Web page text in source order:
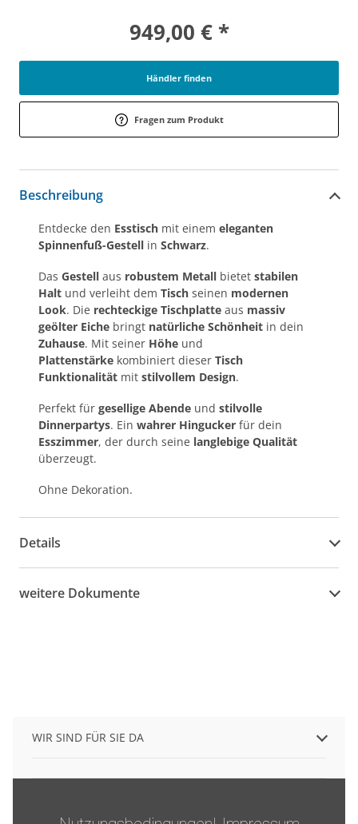
949,00 € *
Händler finden
Fragen zum Produkt
Beschreibung
Entdecke den Esstisch mit einem eleganten
Spinnenfuß-Gestell in Schwarz.
Das Gestell aus robustem Metall bietet stabilen
Halt und verleiht dem Tisch seinen modernen
Look. Die rechteckige Tischplatte aus massiv
geölter Eiche bringt natürliche Schönheit in dein
Zuhause. Mit seiner Höhe und
Plattenstärke kombiniert dieser Tisch
Funktionalität mit stilvollem Design.
Perfekt für gesellige Abende und stilvolle
Dinnerpartys. Ein wahrer Hingucker für dein
Esszimmer, der durch seine langlebige Qualität
überzeugt.
Ohne Dekoration.
Details
weitere Dokumente
WIR SIND FÜR SIE DA